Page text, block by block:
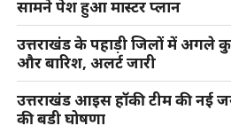
सामने पेश हुआ मास्टर प्लान
उत्तराखंड के पहाड़ी जिलों में अगले
और बारिश, अलर्ट जारी
उत्तराखंड आइस हॉकी टीम की नई
की बड़ी घोषणा